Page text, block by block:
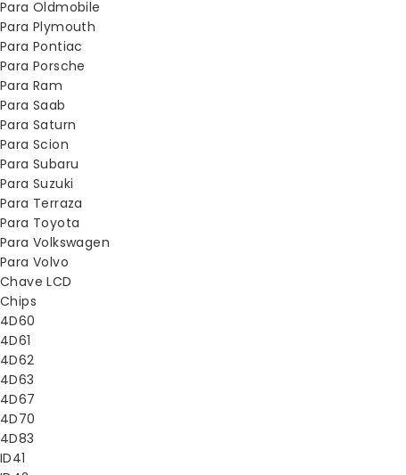
Para Oldmobile
Para Plymouth
Para Pontiac
Para Porsche
Para Ram
Para Saab
Para Saturn
Para Scion
Para Subaru
Para Suzuki
Para Terraza
Para Toyota
Para Volkswagen
Para Volvo
Chave LCD
Chips
4D60
4D61
4D62
4D63
4D67
4D70
4D83
ID41